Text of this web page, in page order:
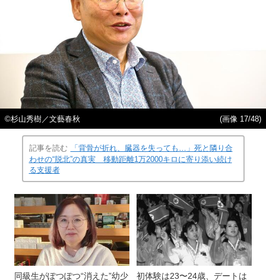
©️杉山秀樹／文藝春秋 (画像 17/48)
記事を読む
「背骨が折れ、臓器を失っても…」死と隣り合
わせの“脱北”の真実 移動距離1万2000キロに寄り添い続け
る支援者
同級生がぽつぽつ“消えた”幼少 初体験は23〜24歳、デートは